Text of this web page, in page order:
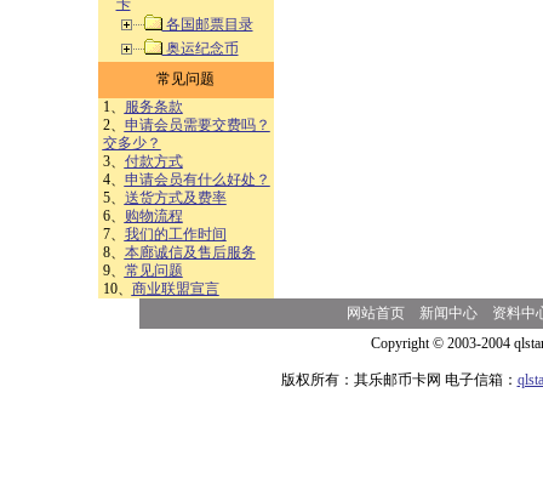
卡
各国邮票目录
奥运纪念币
常见问题
1、
服务条款
2、 申请会员需要交费吗？
交多少？
3、 付款方式
4、 申请会员有什么好处？
5、 送货方式及费率
6、
购物流程
7、 我们的工作时间
8、 本廊诚信及售后服务
9、 常见问题
10、 商业联盟宣言
网站首页 新闻中心
资料中
Copyright © 2003-2004
版权所有：其乐邮币卡网 电子信箱：